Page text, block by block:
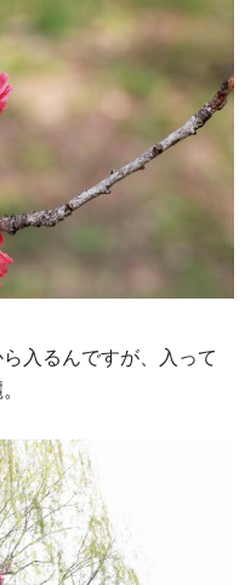
入るんですが、入って